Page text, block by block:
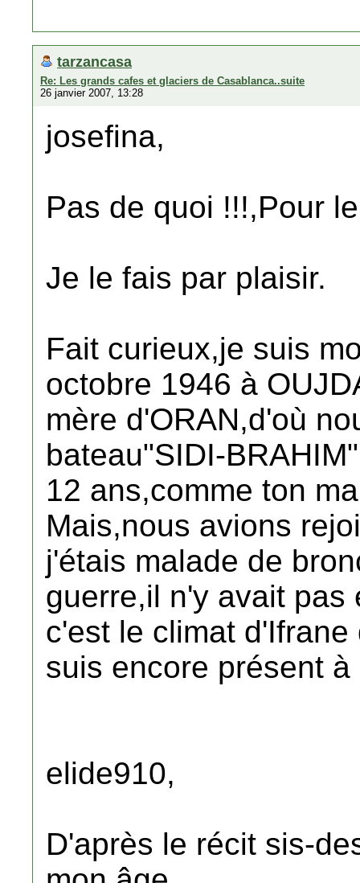
tarzancasa
Re: Les grands cafes et glaciers de Casablanca..suite
26 janvier 2007, 13:28
josefina,
Pas de quoi !!!,Pour
Je le fais par plaisir.
Fait curieux,je suis
octobre 1946 à
mère d'ORAN,d'où
bateau"SIDI-
12 ans,comme ton
Mais,nous avions
j'étais malade de
guerre,il n'y avait pas
c'est le climat
suis encore présent à
elide910,
D'après le récit sis-